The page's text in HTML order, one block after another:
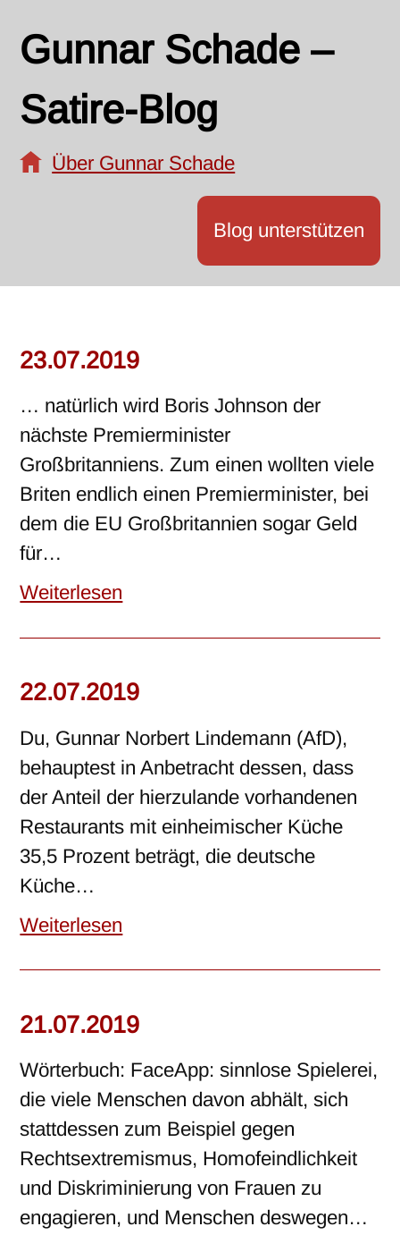
Gunnar Schade –
Satire-Blog
Über Gunnar Schade
Blog unterstützen
23.07.2019
… natürlich wird Boris Johnson der
nächste Premierminister
Großbritanniens. Zum einen wollten viele
Briten endlich einen Premierminister, bei
dem die EU Großbritannien sogar Geld
für…
Weiterlesen
22.07.2019
Du, Gunnar Norbert Lindemann (AfD),
behauptest in Anbetracht dessen, dass
der Anteil der hierzulande vorhandenen
Restaurants mit einheimischer Küche
35,5 Prozent beträgt, die deutsche
Küche…
Weiterlesen
21.07.2019
Wörterbuch: FaceApp: sinnlose Spielerei,
die viele Menschen davon abhält, sich
stattdessen zum Beispiel gegen
Rechtsextremismus, Homofeindlichkeit
und Diskriminierung von Frauen zu
engagieren, und Menschen deswegen…